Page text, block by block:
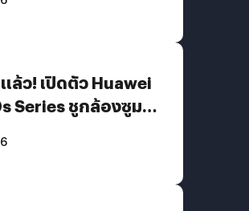
B2B
แล้ว! เปิดตัว Huawei
Series ชูกล้องซูม